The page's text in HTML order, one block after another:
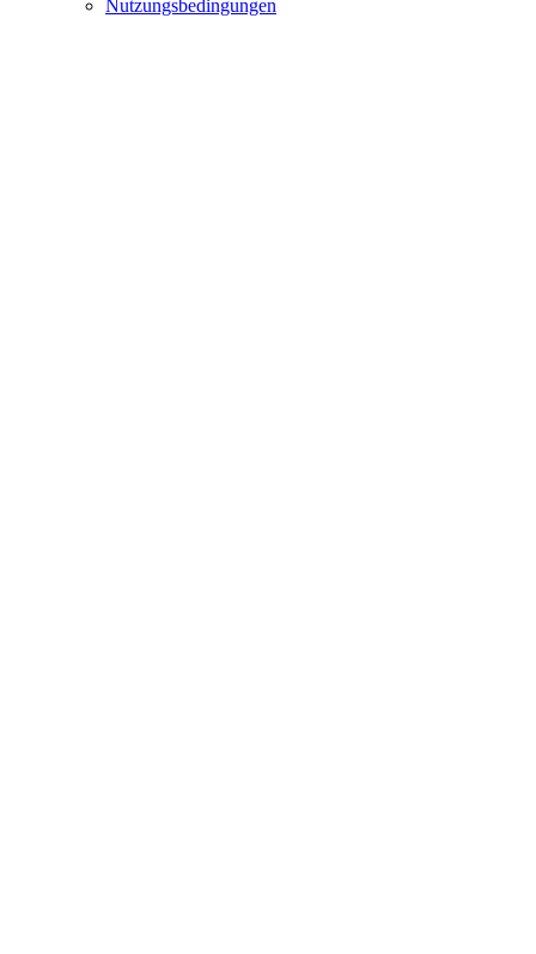
Nutzungsbedingungen